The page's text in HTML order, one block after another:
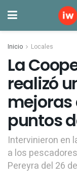
Inicio Locales
La
realizó
puntos
Intervinieron en
a los
Pereyra del 26